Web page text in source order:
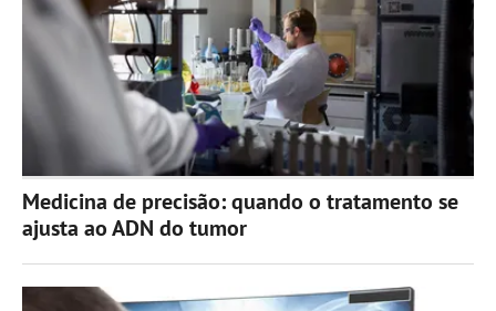
Medicina de precisão: quando o tratamento se
ajusta ao ADN do tumor